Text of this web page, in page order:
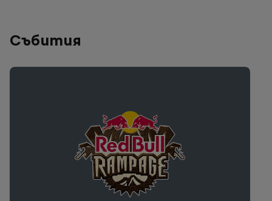
Събития